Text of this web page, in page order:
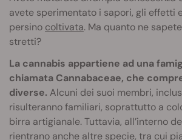
avete sperimentato i sapori, gli effetti
persino coltivata. Ma quanto ne
stretti?
La cannabis appartiene ad una
chiamata Cannabaceae, che
diverse. Alcuni dei suoi membri,
risulteranno familiari, soprattutto a
birra artigianale. Tuttavia, all’interno
rientrano anche altre specie, tra cui